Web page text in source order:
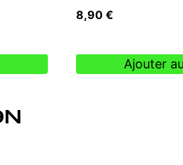
8,90 €
Ajouter